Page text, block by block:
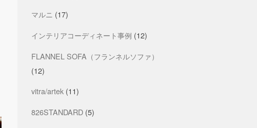
マルニ (17)
インテリアコーディネート事例 (12)
FLANNEL SOFA（フランネルソファ）
(12)
vitra/artek (11)
826STANDARD (5)